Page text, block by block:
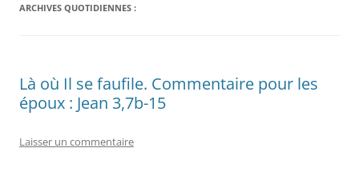
ARCHIVES QUOTIDIENNES :
Là où Il se faufile. Commentaire pour les
époux : Jean 3,7b-15
Laisser un commentaire